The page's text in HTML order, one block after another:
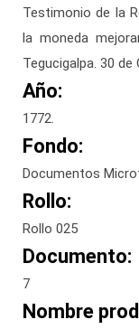
Testimonio de la
la moneda
Tegucigalpa. 30 de
Año:
1772.
Fondo:
Documentos
Rollo:
Rollo 025
Documento:
7
Nombre